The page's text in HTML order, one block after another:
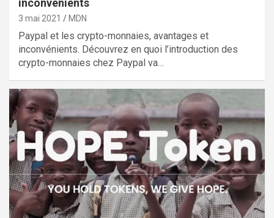
inconvénients
3 mai 2021 MDN
Paypal et les crypto-monnaies, avantages et
inconvénients. Découvrez en quoi l’introduction des
crypto-monnaies chez Paypal va…